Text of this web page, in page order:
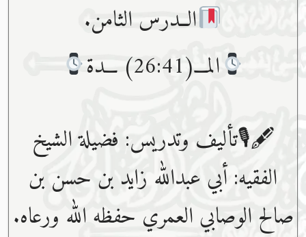
الــدرس الثامن.
المـــ(26:41) ـــدة
🖋🎙تأليف وتدريس: فضيلة الشيخ
الفقيه: أبي عبدﷲ زايد بن حسن بن
صالح الوصابي العمري حفظه ﷲ ورعاه.